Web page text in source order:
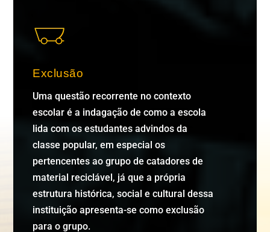
Exclusão
Uma questão recorrente no contexto
escolar é a indagação de como a escola
lida com os estudantes advindos da
classe popular, em especial os
pertencentes ao grupo de catadores de
material reciclável, já que a própria
estrutura histórica, social e cultural dessa
instituição apresenta-se como exclusão
para o grupo.